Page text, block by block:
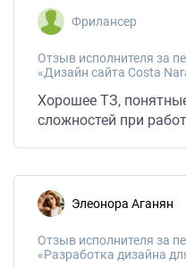
Фрилансер
Отзыв исполнителя за
«Дизайн сайта Costa
Хорошее ТЗ,
сложностей при
Элеонора Аганян
Отзыв исполнителя за
«Разработка дизайна